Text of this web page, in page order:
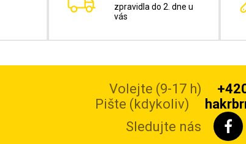
zpravidla do 2. dne u
vás
Volejte (9-17 h)
Pište (kdykoliv)
Sledujte nás